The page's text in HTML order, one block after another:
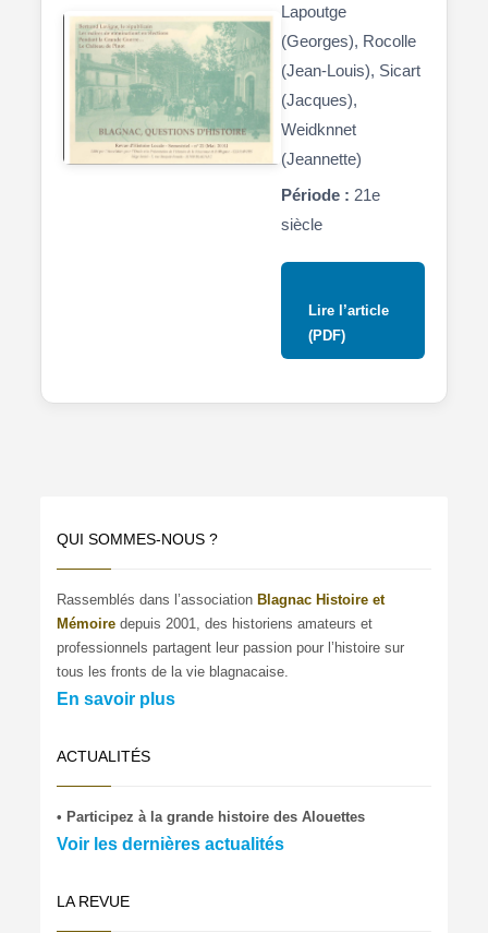
Lapoutge
(Georges), Rocolle
(Jean-Louis), Sicart
(Jacques),
Weidknnet
(Jeannette)
Période : 21e
siècle
Lire l’article
(PDF)
QUI SOMMES-NOUS ?
Rassemblés dans l’associationBlagnac Histoire et
Mémoire depuis 2001, des historiens amateurs et
professionnels partagent leur passion pour l’histoire sur
tous les fronts de la vie blagnacaise.
En savoir plus
ACTUALITÉS
• Participez à la grande histoire des Alouettes
Voir les dernières actualités
LA REVUE